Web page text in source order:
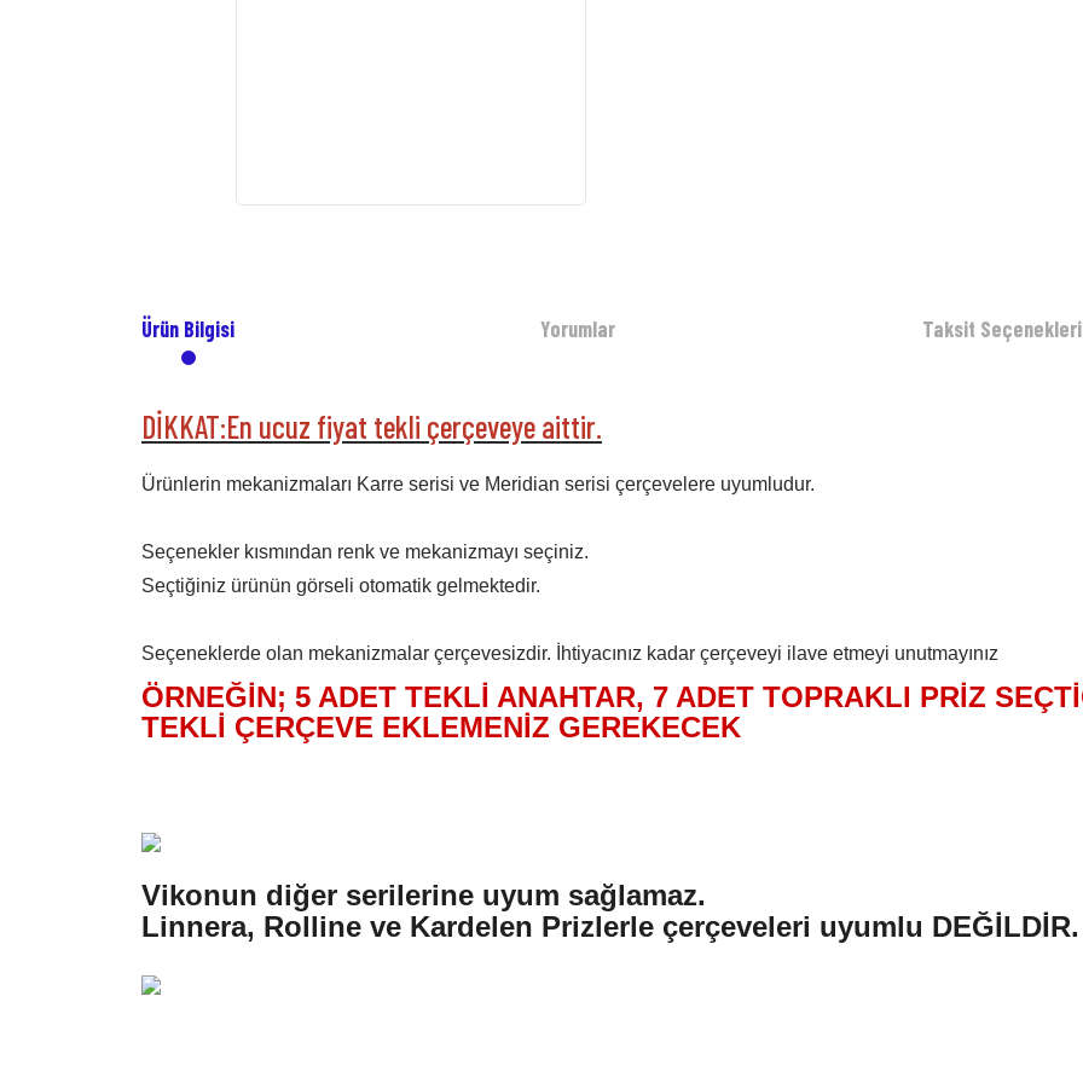
Ürün Bilgisi Yorumlar Taksit Seçenekleri
DİKKAT:En ucuz fiyat tekli çerçeveye aittir.
Ürünlerin mekanizmaları Karre serisi ve Meridian serisi çerçevelere uyumludur.
Seçenekler kısmından renk ve mekanizmayı seçiniz.
Seçtiğiniz ürünün görseli otomatik gelmektedir.
Seçeneklerde olan mekanizmalar çerçevesizdir. İhtiyacınız kadar çerçeveyi ilave etmeyi unutmayınız
ÖRNEĞİN; 5 ADET TEKLİ ANAHTAR, 7 ADET TOPRAKLI PRİZ
TEKLİ ÇERÇEVE EKLEMENİZ GEREKECEK
Vikonun diğer serilerine uyum sağlamaz.
Linnera, Rolline ve Kardelen Prizlerle çerçeveleri uyumlu DEĞİLDİR.